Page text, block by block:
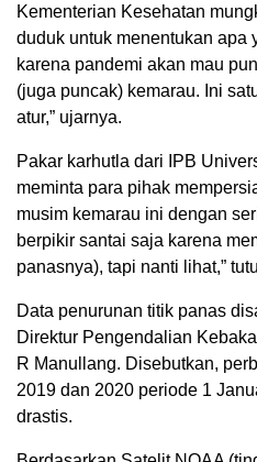
Kementerian Kesehatan
duduk untuk menentukan apa
karena pandemi akan mau
(juga puncak) kemarau. Ini
atur,” ujarnya.
Pakar karhutla dari IPB
meminta para pihak
musim kemarau ini dengan
berpikir santai saja karena
panasnya), tapi nanti lihat,”
Data penurunan titik panas
Direktur Pengendalian
R Manullang. Disebutkan,
2019 dan 2020 periode 1
drastis.